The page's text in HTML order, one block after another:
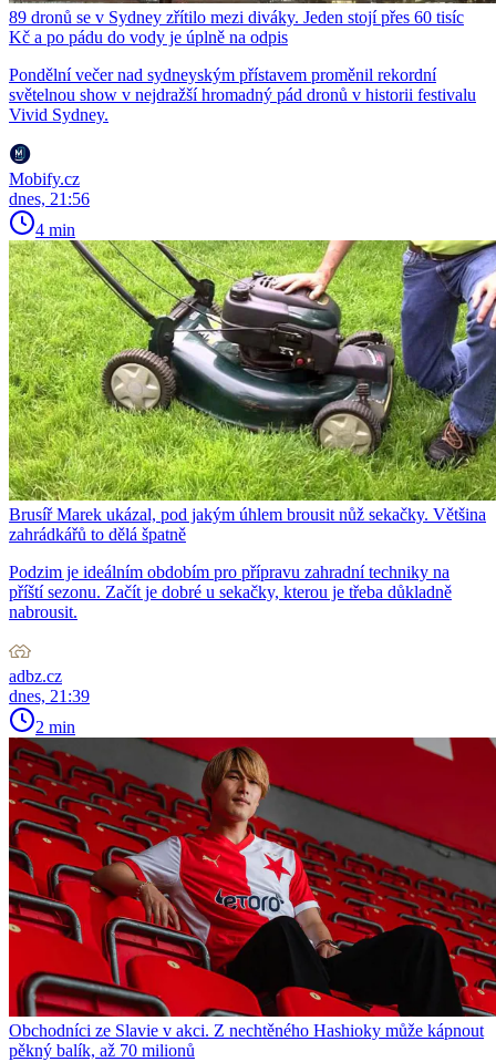
89 dronů se v Sydney zřítilo mezi diváky. Jeden stojí přes 60 tisíc
Kč a po pádu do vody je úplně na odpis
Pondělní večer nad sydneyským přístavem proměnil rekordní
světelnou show v nejdražší hromadný pád dronů v historii festivalu
Vivid Sydney.
Mobify.cz
dnes, 21:56
4 min
Brusíř Marek ukázal, pod jakým úhlem brousit nůž sekačky. Většina
zahrádkářů to dělá špatně
Podzim je ideálním obdobím pro přípravu zahradní techniky na
příští sezonu. Začít je dobré u sekačky, kterou je třeba důkladně
nabrousit.
adbz.cz
dnes, 21:39
2 min
Obchodníci ze Slavie v akci. Z nechtěného Hashioky může kápnout
pěkný balík, až 70 milionů